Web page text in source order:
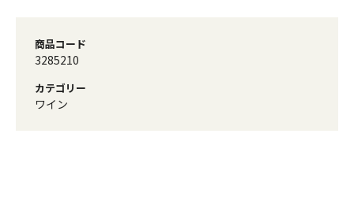
商品コード
3285210
カテゴリー
ワイン